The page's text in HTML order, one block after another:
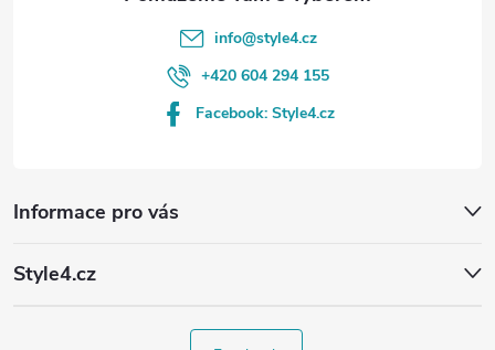
Informace pro vás
Style4.cz
info@style4.cz
+420 604 294 155
Facebook: Style4.cz